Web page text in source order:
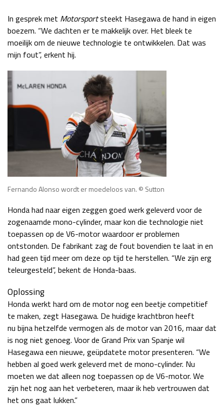
GP QATAR 2026
Kwalificatie
za 19:00 - 20:00
zo 17:00 - 19:00
Kwalificatie
za 15:00 - 16:00
Race
zo 14:00 - 16:00
In gesprek met Motorsportsteekt Hasegawa de hand in eigen
boezem. “We dachten er te makkelijk over. Het bleek te
moeilijk om de nieuwe technologie te ontwikkelen. Dat was
mijn fout”, erkent hij.
Fernando Alonso wordt er moedeloos van. © Sutton
Honda had naar eigen zeggen goed werk geleverd voor de
zogenaamde mono-cylinder, maar kon die technologie niet
toepassen op de V6-motor waardoor er problemen
ontstonden. De fabrikant zag de fout bovendien te laat in en
had geen tijd meer om deze op tijd te herstellen. “We zijn erg
teleurgesteld”, bekent de Honda-baas.
Oplossing
Honda werkt hard om de motor nog een beetje competitief
te maken, zegt Hasegawa. De huidige krachtbron heeft
nu bijna hetzelfde vermogen als de motor van 2016, maar dat
is nog niet genoeg. Voor de Grand Prix van Spanje wil
Hasegawa een nieuwe, geüpdatete motor presenteren. “We
hebben al goed werk geleverd met de mono-cylinder. Nu
moeten we dat alleen nog toepassen op de V6-motor. We
zijn het nog aan het verbeteren, maar ik heb vertrouwen dat
het ons gaat lukken.”